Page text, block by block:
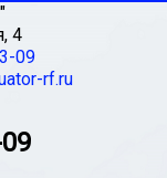
4
09
rf.ru